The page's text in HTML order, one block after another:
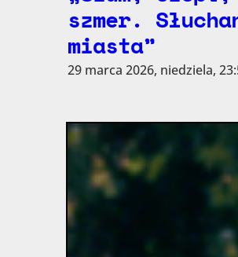
szmer.
miasta”
29 marca 2026, niedziela,